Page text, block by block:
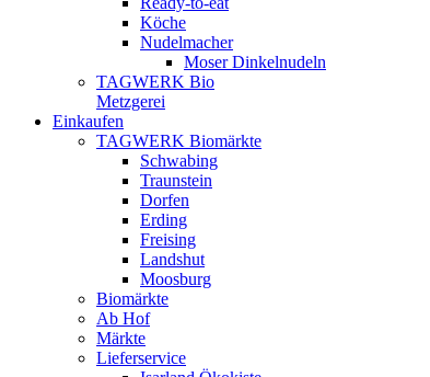
Köche
Nudelmacher
Moser Dinkelnudeln
TAGWERK Bio
Metzgerei
Einkaufen
TAGWERK Biomärkte
Schwabing
Traunstein
Dorfen
Erding
Freising
Landshut
Moosburg
Biomärkte
Ab Hof
Märkte
Lieferservice